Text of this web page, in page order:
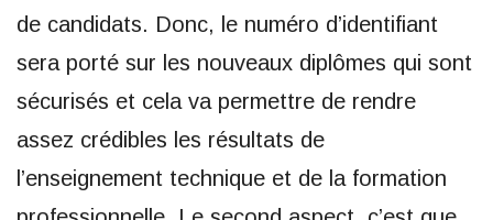
de candidats. Donc, le numéro d’identifiant
sera porté sur les nouveaux diplômes qui sont
sécurisés et cela va permettre de rendre
assez crédibles les résultats de
l’enseignement technique et de la formation